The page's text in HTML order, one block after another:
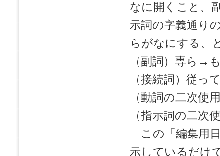
なに開くこと、
示詞の字義通り
らがなにする、
（副詞）専ら→
（接続詞）従
（動詞の二次使
（指示詞の二次
この「編集用
示しているだけ